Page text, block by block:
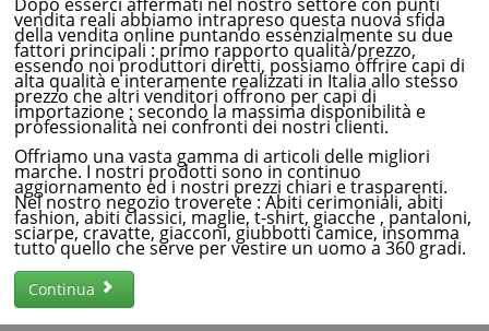
vendita reali abbiamo intrapreso questa nuova sfida
della vendita online puntando essenzialmente su due
fattori principali : primo rapporto qualità/prezzo,
essendo noi produttori diretti, possiamo offrire capi di
alta qualità e interamente realizzati in Italia allo stesso
prezzo che altri venditori offrono per capi di
importazione ; secondo la massima disponibilità e
professionalità nei confronti dei nostri clienti.
Offriamo una vasta gamma di articoli delle migliori
marche. I nostri prodotti sono in continuo
aggiornamento ed i nostri prezzi chiari e trasparenti.
Nel nostro negozio troverete : Abiti cerimoniali, abiti
fashion, abiti classici, maglie, t-shirt, giacche , pantaloni,
sciarpe, cravatte, giacconi, giubbotti camice, insomma
tutto quello che serve per vestire un uomo a 360 gradi.
Continua